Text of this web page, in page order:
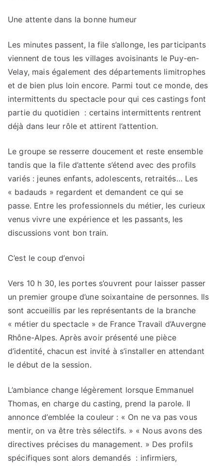
Une attente dans la bonne humeur
Les minutes passent, la file s’allonge, les participants
viennent de tous les villages avoisinants le Puy-en-
Velay, mais également des départements limitrophes
et de bien plus loin encore. Parmi tout ce monde, des
intermittents du spectacle pour qui ces castings font
partie du quotidien : certains intermittents rentrent
déjà dans leur rôle et attirent l’attention.
Le groupe se resserre doucement et reste ensemble
tandis que la file d’attente s’étend avec des profils
variés : jeunes enfants, adolescents, retraités… Les
« badauds » regardent et demandent ce qui se
passe. Entre les professionnels du métier, les curieux
venus vivre une expérience et les passants, les
discussions vont bon train.
C’est le coup d’envoi
Vers 10 h 30, les portes s’ouvrent pour laisser passer
un premier groupe d’une soixantaine de personnes. Ils
sont accueillis par les représentants de la branche
« métier du spectacle » de France Travail d’Auvergne
Rhône-Alpes. Après avoir présenté une pièce
d’identité, chacun est invité à s’installer en attendant
le début de la session.
L’ambiance change légèrement lorsque Emmanuel
Thomas, en charge du casting, prend la parole. Il
annonce d’emblée la couleur : « On ne va pas vous
mentir, on va être très sélectifs. » « Nous avons des
directives précises du management. » Des profils
spécifiques sont alors demandés : infirmiers,